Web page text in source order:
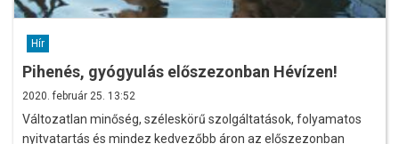
Hír
Pihenés, gyógyulás előszezonban Hévízen!
2020. február 25. 13:52
Változatlan minőség, széleskörű szolgáltatások, folyamatos
nyitvatartás és mindez kedvezőbb áron az előszezonban